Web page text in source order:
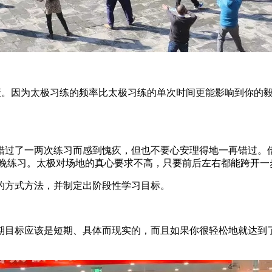
为太极习练的频率比太极习练的单次时间更能影响到你的
一两次练习而感到愧疚，但也不要心安理得地一再错过。
习。太极对场地的真心要求不高，只要前后左右都能跨开
方法，并制定出阶段性学习目标。
应该是短期、具体而现实的，而且如果你很轻松地就达到